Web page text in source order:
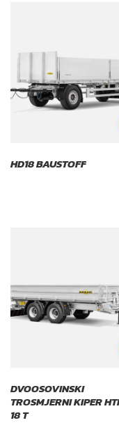
HD18 BAUSTOFF
DVOOSOVINSKI
TROSMJERNI KIPER
18 T